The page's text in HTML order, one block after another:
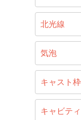
北光線
気泡
キャスト枠
キャビティ